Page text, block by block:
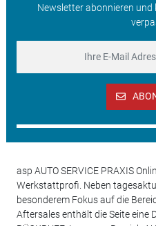
Newsletter abonnieren und
asp AUTO SERVICE PRAXIS
Werkstattprofi. Neben
besonderem Fokus auf die
Aftersales enthält die Seite eine